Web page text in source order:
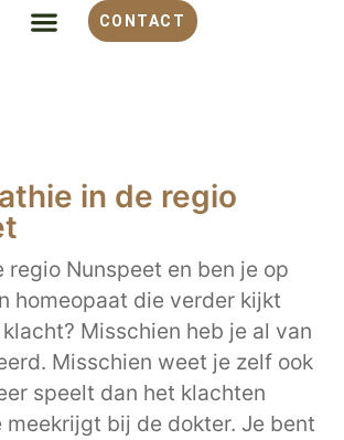
CONTACT
in de regio
regio Nunspeet en ben je op
homeopaat die verder kijkt
Misschien heb je al van
Misschien weet je zelf ook
speelt dan het klachten
bij de dokter. Je bent